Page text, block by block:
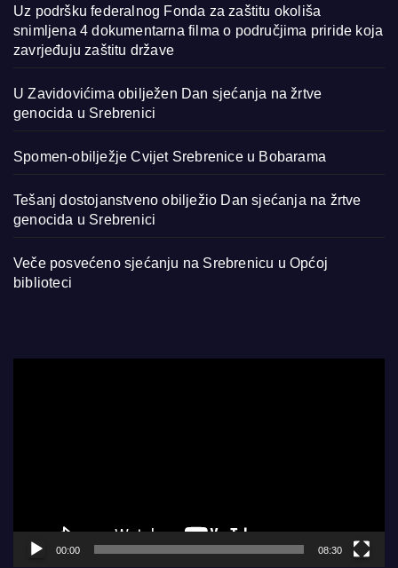
Uz podršku federalnog Fonda za zaštitu okoliša
snimljena 4 dokumentarna filma o područjima priride koja
zavrjeđuju zaštitu države
U Zavidovićima obilježen Dan sjećanja na žrtve
genocida u Srebrenici
Spomen-obilježje Cvijet Srebrenice u Bobarama
Tešanj dostojanstveno obilježio Dan sjećanja na žrtve
genocida u Srebrenici
Veče posvećeno sjećanju na Srebrenicu u Općoj
biblioteci
00:00 08:30